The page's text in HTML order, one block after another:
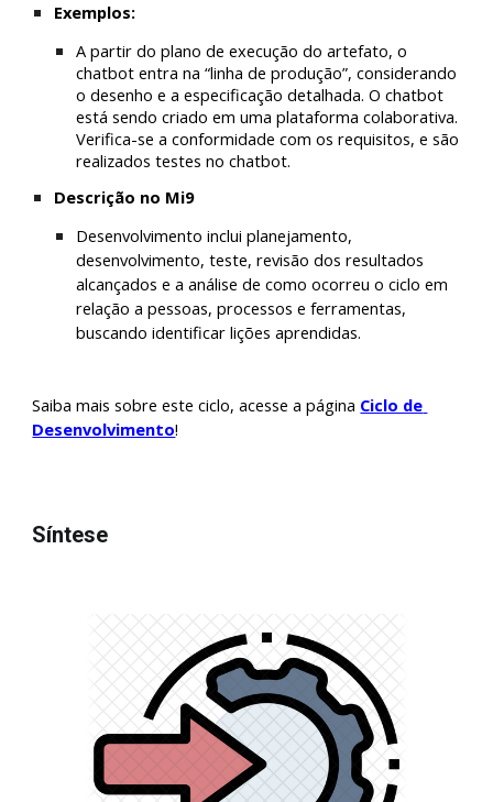
Exemplos:
A partir do plano de execução do artefato, o
chatbot entra na “linha de produção”, considerando
o desenho e a especificação detalhada. O chatbot
está sendo criado em uma plataforma colaborativa.
Verifica-se a conformidade com os requisitos, e são
realizados testes no chatbot.
Descrição no Mi9
Desenvolvimento inclui planejamento,
desenvolvimento, teste, revisão dos resultados
alcançados e a análise de como ocorreu o ciclo em
relação a pessoas, processos e ferramentas,
buscando identificar lições aprendidas.
Saiba mais sobre este ciclo, acesse a página Ciclo de
Desenvolvimento!
Síntese